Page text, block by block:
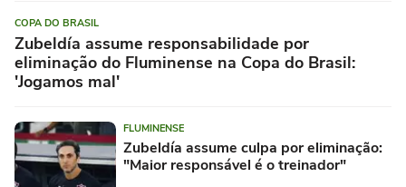
COPA DO BRASIL
Zubeldía assume responsabilidade por
eliminação do Fluminense na Copa do Brasil:
'Jogamos mal'
FLUMINENSE
Zubeldía assume culpa por eliminação:
"Maior responsável é o treinador"